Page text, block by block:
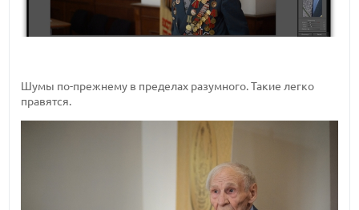
Шумы по-прежнему в пределах разумного. Такие легко
правятся.